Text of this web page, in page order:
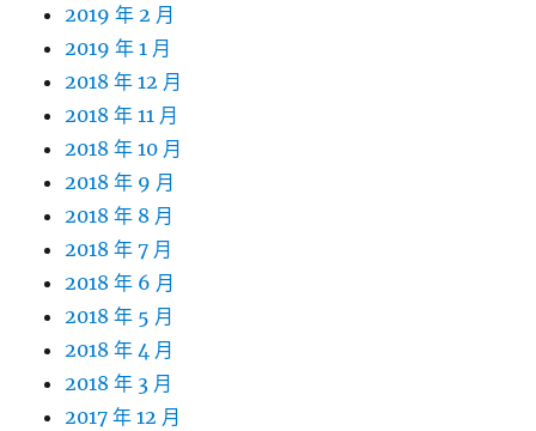
2019 年 2 月
2019 年 1 月
2018 年 12 月
2018 年 11 月
2018 年 10 月
2018 年 9 月
2018 年 8 月
2018 年 7 月
2018 年 6 月
2018 年 5 月
2018 年 4 月
2018 年 3 月
2017 年 12 月